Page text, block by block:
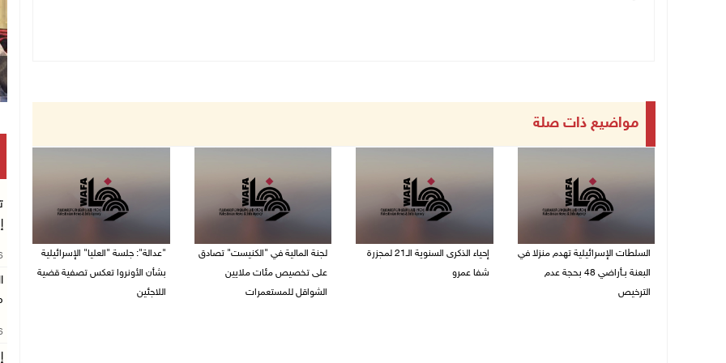
مواضيع ذات صلة
السلطات الإسرائيلية تهدم منزلا في
البعنة بـأراضي 48 بحجة عدم
الترخيص
إحياء الذكرى السنوية الـ21 لمجزرة
شفا عمرو
لجنة المالية في "الكنيست" تصادق
على تخصيص مئات ملايين
الشواقل للمستعمرات
"عدالة": جلسة "العليا" الإسرائيلية
بشأن الأونروا تعكس تصفية قضية
اللاجئين